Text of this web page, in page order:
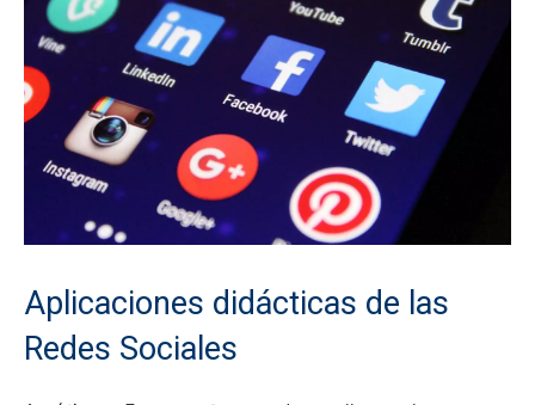
Aplicaciones didácticas de las
Redes Sociales